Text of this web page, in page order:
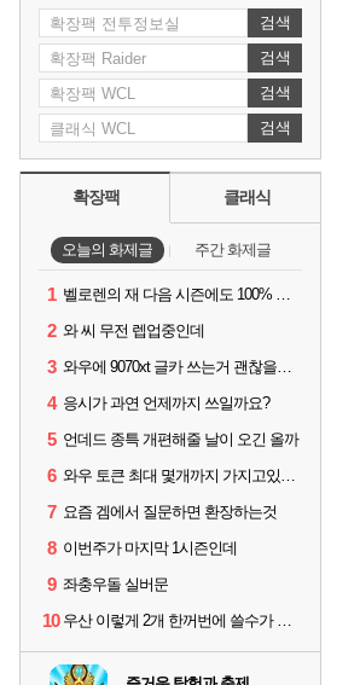
검색
검색
검색
검색
확장팩 클래식
오늘의 화제글 주간 화제글
1 벨로렌의 재 다음 시즌에도 100% 드랍이죠??
2 와 씨 무전 렙업중인데
3 와우에 9070xt 글카 쓰는거 괜찮을까요?
4 응시가 과연 언제까지 쓰일까요?
5 언데드 종특 개편해줄 날이 오긴 올까
6 와우 토큰 최대 몇개까지 가지고있을수있나요?
7 요즘 겜에서 질문하면 환장하는것
8 이번주가 마지막 1시즌인데
9 좌충우돌 실버문
10 우산 이렇게 2개 한꺼번에 쓸수가 있네요